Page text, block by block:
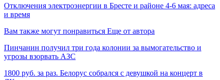
Отключения электроэнергии в Бресте и районе 4-6 мая: адреса
и время
Вам также могут понравиться Еще от автора
Пинчанин получил три года колонии за вымогательство и
угрозы взорвать АЗС
1800 руб. за раз. Белорус собрался с девушкой на концерт в